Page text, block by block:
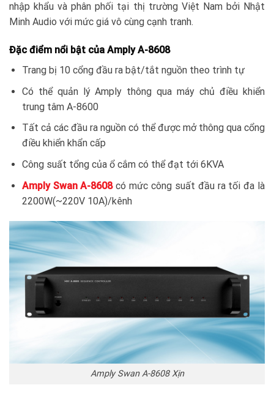
nhập khẩu và phân phối tại thị trường Việt Nam bởi Nhật
Minh Audio với mức giá vô cùng cạnh tranh.
Đặc điểm nổi bật của Amply A-8608
Trang bị 10 cổng đầu ra bật/tắt nguồn theo trình tự
Có thể quản lý Amply thông qua máy chủ điều khiển
trung tâm A-8600
Tất cả các đầu ra nguồn có thể được mở thông qua cổng
điều khiển khẩn cấp
Công suất tổng của ổ cắm có thể đạt tới 6KVA
Amply Swan A-8608có mức công suất đầu ra tối đa là
2200W(~220V 10A)/kênh
Amply Swan A-8608 Xịn